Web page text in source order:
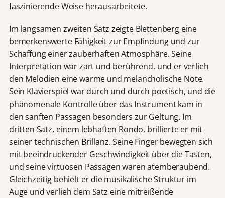
faszinierende Weise herausarbeitete.
Im langsamen zweiten Satz zeigte Blettenberg eine
bemerkenswerte Fähigkeit zur Empfindung und zur
Schaffung einer zauberhaften Atmosphäre. Seine
Interpretation war zart und berührend, und er verlieh
den Melodien eine warme und melancholische Note.
Sein Klavierspiel war durch und durch poetisch, und die
phänomenale Kontrolle über das Instrument kam in
den sanften Passagen besonders zur Geltung. Im
dritten Satz, einem lebhaften Rondo, brillierte er mit
seiner technischen Brillanz. Seine Finger bewegten sich
mit beeindruckender Geschwindigkeit über die Tasten,
und seine virtuosen Passagen waren atemberaubend.
Gleichzeitig behielt er die musikalische Struktur im
Auge und verlieh dem Satz eine mitreißende